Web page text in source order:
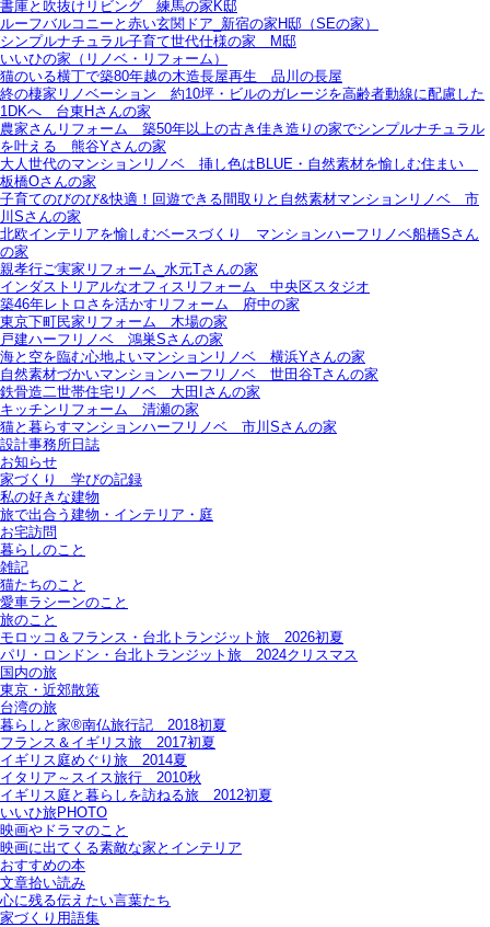
書庫と吹抜けリビング 練馬の家K邸
ルーフバルコニーと赤い玄関ドア_新宿の家H邸（SEの家）
シンプルナチュラル子育て世代仕様の家 M邸
いいひの家（リノベ・リフォーム）
猫のいる横丁で築80年越の木造長屋再生＿品川の長屋
終の棲家リノベーション＿約10坪・ビルのガレージを高齢者動線に配慮した
1DKへ＿台東Hさんの家
農家さんリフォーム＿築50年以上の古き佳き造りの家でシンプルナチュラル
を叶える＿熊谷Yさんの家
大人世代のマンションリノベ＿挿し色はBLUE・自然素材を愉しむ住まい＿
板橋Oさんの家
子育てのびのび&快適！回遊できる間取りと自然素材マンションリノベ＿市
川Sさんの家
北欧インテリアを愉しむベースづくり＿マンションハーフリノベ船橋Sさん
の家
親孝行ご実家リフォーム_水元Tさんの家
インダストリアルなオフィスリフォーム＿中央区スタジオ
築46年レトロさを活かすリフォーム＿府中の家
東京下町民家リフォーム＿木場の家
戸建ハーフリノベ＿鴻巣Sさんの家
海と空を臨む心地よいマンションリノベ＿横浜Yさんの家
自然素材づかいマンションハーフリノベ＿世田谷Tさんの家
鉄骨造二世帯住宅リノベ＿大田Iさんの家
キッチンリフォーム＿清瀬の家
猫と暮らすマンションハーフリノベ＿市川Sさんの家
設計事務所日誌
お知らせ
家づくり 学びの記録
私の好きな建物
旅で出合う建物・インテリア・庭
お宅訪問
暮らしのこと
雑記
猫たちのこと
愛車ラシーンのこと
旅のこと
モロッコ＆フランス・台北トランジット旅＿2026初夏
パリ・ロンドン・台北トランジット旅＿2024クリスマス
国内の旅
東京・近郊散策
台湾の旅
暮らしと家®南仏旅行記＿2018初夏
フランス＆イギリス旅＿2017初夏
イギリス庭めぐり旅＿2014夏
イタリア～スイス旅行 2010秋
イギリス庭と暮らしを訪ねる旅＿2012初夏
いいひ旅PHOTO
映画やドラマのこと
映画に出てくる素敵な家とインテリア
おすすめの本
文章拾い読み
心に残る伝えたい言葉たち
家づくり用語集